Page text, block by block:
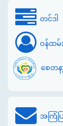
တင်ဒါ
ဝန်ထမ်
စေတန
အကြံပ